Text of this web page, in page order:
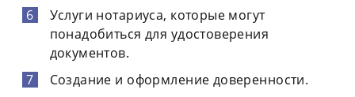
Услуги нотариуса, которые могут
понадобиться для удостоверения
документов.
Создание и оформление доверенности.